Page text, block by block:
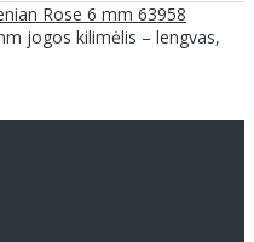
Rose 6 mm 63958
jogos kilimėlis – lengvas,